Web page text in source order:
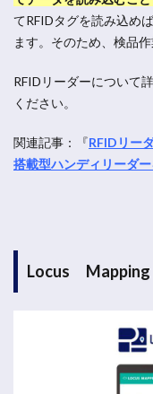
てRFIDタグを読み込め
ます。そのため、検品
RFIDリーダーについて
ください。
関連記事：『RFIDリー
搭載型ハンディリーダ
Locus Mapping